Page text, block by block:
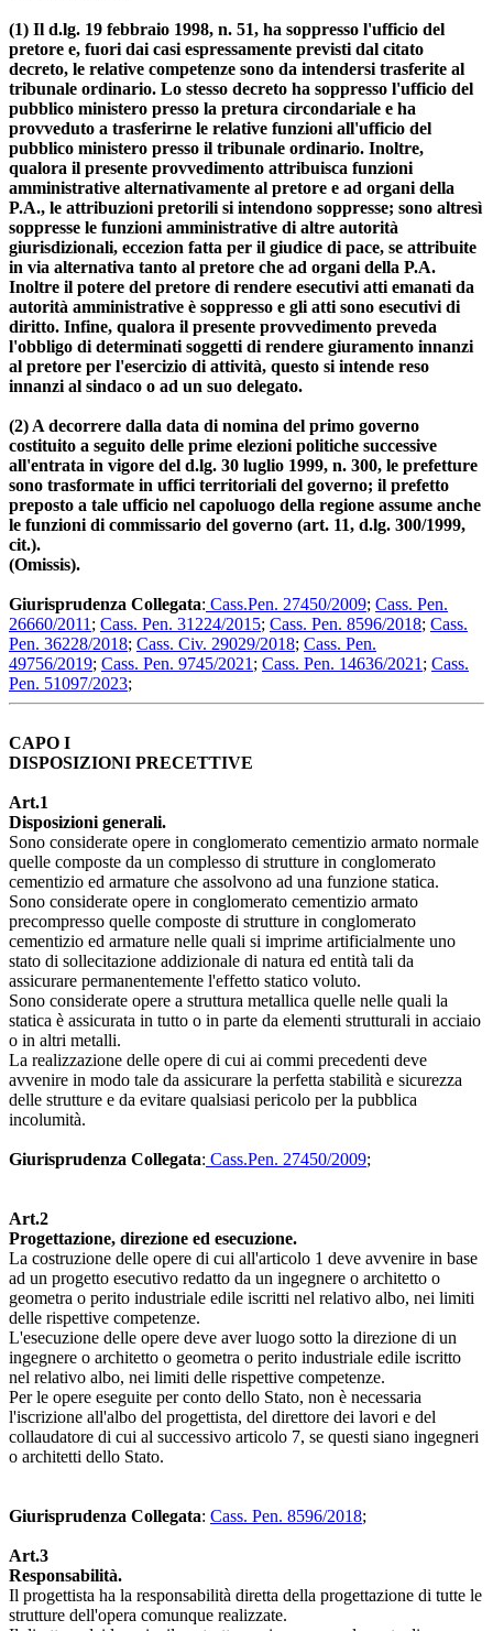
(1) Il d.lg. 19 febbraio 1998, n. 51, ha soppresso l'ufficio del
pretore e, fuori dai casi espressamente previsti dal citato
decreto, le relative competenze sono da intendersi trasferite al
tribunale ordinario. Lo stesso decreto ha soppresso l'ufficio del
pubblico ministero presso la pretura circondariale e ha
provveduto a trasferirne le relative funzioni all'ufficio del
pubblico ministero presso il tribunale ordinario. Inoltre,
qualora il presente provvedimento attribuisca funzioni
amministrative alternativamente al pretore e ad organi della
P.A., le attribuzioni pretorili si intendono soppresse; sono altresì
soppresse le funzioni amministrative di altre autorità
giurisdizionali, eccezion fatta per il giudice di pace, se attribuite
in via alternativa tanto al pretore che ad organi della P.A.
Inoltre il potere del pretore di rendere esecutivi atti emanati da
autorità amministrative è soppresso e gli atti sono esecutivi di
diritto. Infine, qualora il presente provvedimento preveda
l'obbligo di determinati soggetti di rendere giuramento innanzi
al pretore per l'esercizio di attività, questo si intende reso
innanzi al sindaco o ad un suo delegato.
(2) A decorrere dalla data di nomina del primo governo
costituito a seguito delle prime elezioni politiche successive
all'entrata in vigore del d.lg. 30 luglio 1999, n. 300, le prefetture
sono trasformate in uffici territoriali del governo; il prefetto
preposto a tale ufficio nel capoluogo della regione assume anche
le funzioni di commissario del governo (art. 11, d.lg. 300/1999,
cit.).
(Omissis).
Giurisprudenza Collegata: Cass.Pen. 27450/2009; Cass. Pen.
26660/2011 ; Cass. Pen. 31224/2015; Cass. Pen. 8596/2018; Cass.
Pen. 36228/2018; Cass. Civ. 29029/2018; Cass. Pen.
49756/2019; Cass. Pen. 9745/2021 ; Cass. Pen. 14636/2021 ; Cass.
Pen. 51097/2023;
CAPO I
DISPOSIZIONI PRECETTIVE
Art.1
Disposizioni generali.
Sono considerate opere in conglomerato cementizio armato normale
quelle composte da un complesso di strutture in conglomerato
cementizio ed armature che assolvono ad una funzione statica.
Sono considerate opere in conglomerato cementizio armato
precompresso quelle composte di strutture in conglomerato
cementizio ed armature nelle quali si imprime artificialmente uno
stato di sollecitazione addizionale di natura ed entità tali da
assicurare permanentemente l'effetto statico voluto.
Sono considerate opere a struttura metallica quelle nelle quali la
statica è assicurata in tutto o in parte da elementi strutturali in acciaio
o in altri metalli.
La realizzazione delle opere di cui ai commi precedenti deve
avvenire in modo tale da assicurare la perfetta stabilità e sicurezza
delle strutture e da evitare qualsiasi pericolo per la pubblica
incolumità.
Giurisprudenza Collegata: Cass.Pen. 27450/2009;
Art.2
Progettazione, direzione ed esecuzione.
La costruzione delle opere di cui all'articolo 1 deve avvenire in base
ad un progetto esecutivo redatto da un ingegnere o architetto o
geometra o perito industriale edile iscritti nel relativo albo, nei limiti
delle rispettive competenze.
L'esecuzione delle opere deve aver luogo sotto la direzione di un
ingegnere o architetto o geometra o perito industriale edile iscritto
nel relativo albo, nei limiti delle rispettive competenze.
Per le opere eseguite per conto dello Stato, non è necessaria
l'iscrizione all'albo del progettista, del direttore dei lavori e del
collaudatore di cui al successivo articolo 7, se questi siano ingegneri
o architetti dello Stato.
Giurisprudenza Collegata: Cass. Pen. 8596/2018;
Art.3
Responsabilità.
Il progettista ha la responsabilità diretta della progettazione di tutte le
strutture dell'opera comunque realizzate.